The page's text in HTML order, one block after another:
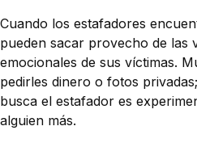
Cuando los estafadores
pueden sacar provecho de las
emocionales de sus víctimas.
pedirles dinero o fotos
busca el estafador es
alguien más.